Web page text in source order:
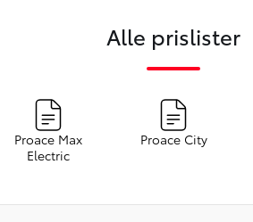
Alle prislister
Proace Max
Electric
Proace City